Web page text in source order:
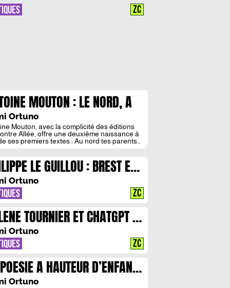
MOUTON : LE NORD, A
LA RAISON
Ortuno
Mouton, avec la complicité des éditions
Allée, offre une deuxième naissance à
ses premiers textes : Au nord tes parents
Paca, le texte nous revient, comme si la
première n’avait pas […]
ZC
LE GUILLOU : BREST EN
BREST EN LARMES
Ortuno
ZC
TOURNIER ET CHATGPT :
MURAILLE ENSEMBLE
Ortuno
ZC
A HAUTEUR D’ENFANT :
TOURNIER ET CHARLOTTE
Ortuno